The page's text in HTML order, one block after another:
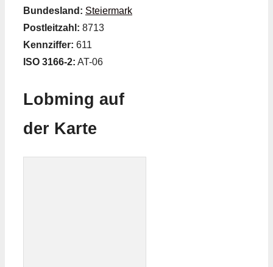
Bundesland: Steiermark
Postleitzahl: 8713
Kennziffer: 611
ISO 3166-2: AT-06
Lobming auf
der Karte